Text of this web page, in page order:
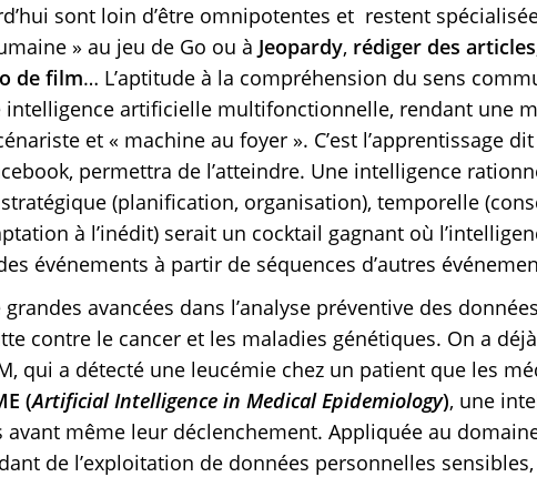
sont loin d’être omnipotentes et restent
» au jeu de Go ou à Jeopardy, rédiger des articles
de film… L’aptitude à la compréhension du sens
intelligence artificielle multifonctionnelle, rendant une
et « machine au foyer ». C’est l’apprentissage
permettra de l’atteindre. Une intelligence
(planification, organisation), temporelle
à l’inédit) serait un cocktail gagnant où
événements à partir de séquences d’autres
avancées dans l’analyse préventive des données
contre le cancer et les maladies génétiques. On a
qui a détecté une leucémie chez un patient que les
(Artificial Intelligence in Medical Epidemiology), une
même leur déclenchement. Appliquée au
de l’exploitation de données personnelles